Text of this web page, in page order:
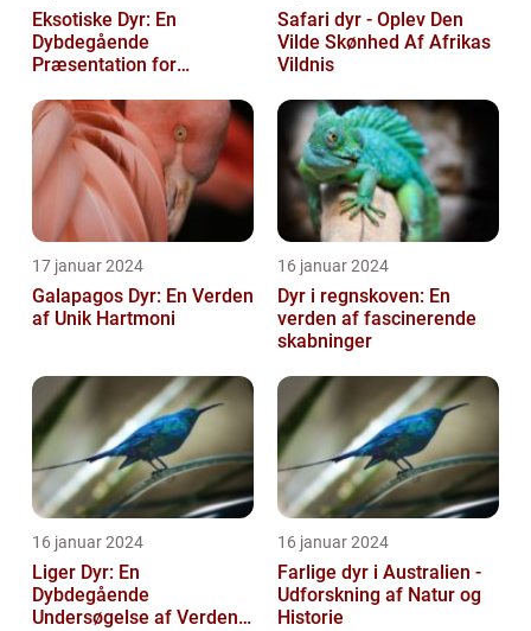
Eksotiske Dyr: En
Dybdegående
Præsentation for
Safari dyr - Oplev Den
Vilde Skønhed Af Afrikas
Vildnis
17 januar 2024
Galapagos Dyr: En Verden
af Unik Hartmoni
16 januar 2024
Dyr i regnskoven: En
verden af fascinerende
skabninger
16 januar 2024
Liger Dyr: En
Dybdegående
Undersøgelse af Verdens
16 januar 2024
Farlige dyr i Australien -
Udforskning af Natur og
Historie